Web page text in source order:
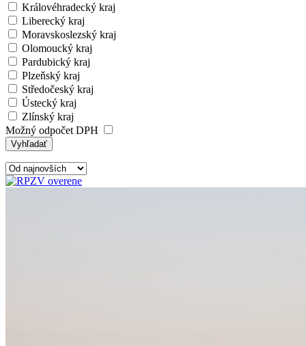
Královéhradecký kraj
Liberecký kraj
Moravskoslezský kraj
Olomoucký kraj
Pardubický kraj
Plzeňský kraj
Středočeský kraj
Ústecký kraj
Zlínský kraj
Možný odpočet DPH
Vyhľadať